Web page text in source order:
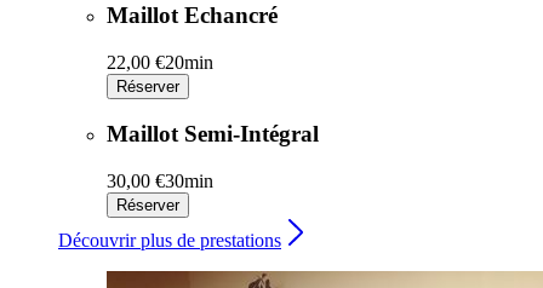
Maillot Echancré
22,00 €20min
Réserver
Maillot Semi-Intégral
30,00 €30min
Réserver
Découvrir plus de prestations